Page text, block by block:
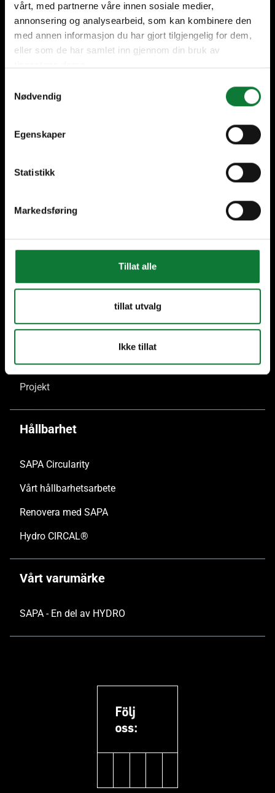
vårt, med partnerne våre innen sosiale medier,
annonsering og analysearbeid, som kan kombinere den
med annen informasjon du har gjort tilgjengelig for dem,
eller som de har samlet inn gjennom din bruk av
Nødvendig
Egenskaper
Statistikk
Markedsføring
Tillat alle
tillat utvalg
Ikke tillat
Fasader & Glastak
Skjutdörrar
Vikdörrar & Vikfönster
Brandskydd
Tjänster
Arkitektsupport
Tillverkare
Fastighetsägare & Investerare
Byggherrar
Inspiration
Nyheter
Projekt
Hållbarhet
SAPA Circularity
Vårt hållbarhetsarbete
Renovera med SAPA
Hydro CIRCAL®
Vårt varumärke
SAPA - En del av HYDRO
Följ
oss: